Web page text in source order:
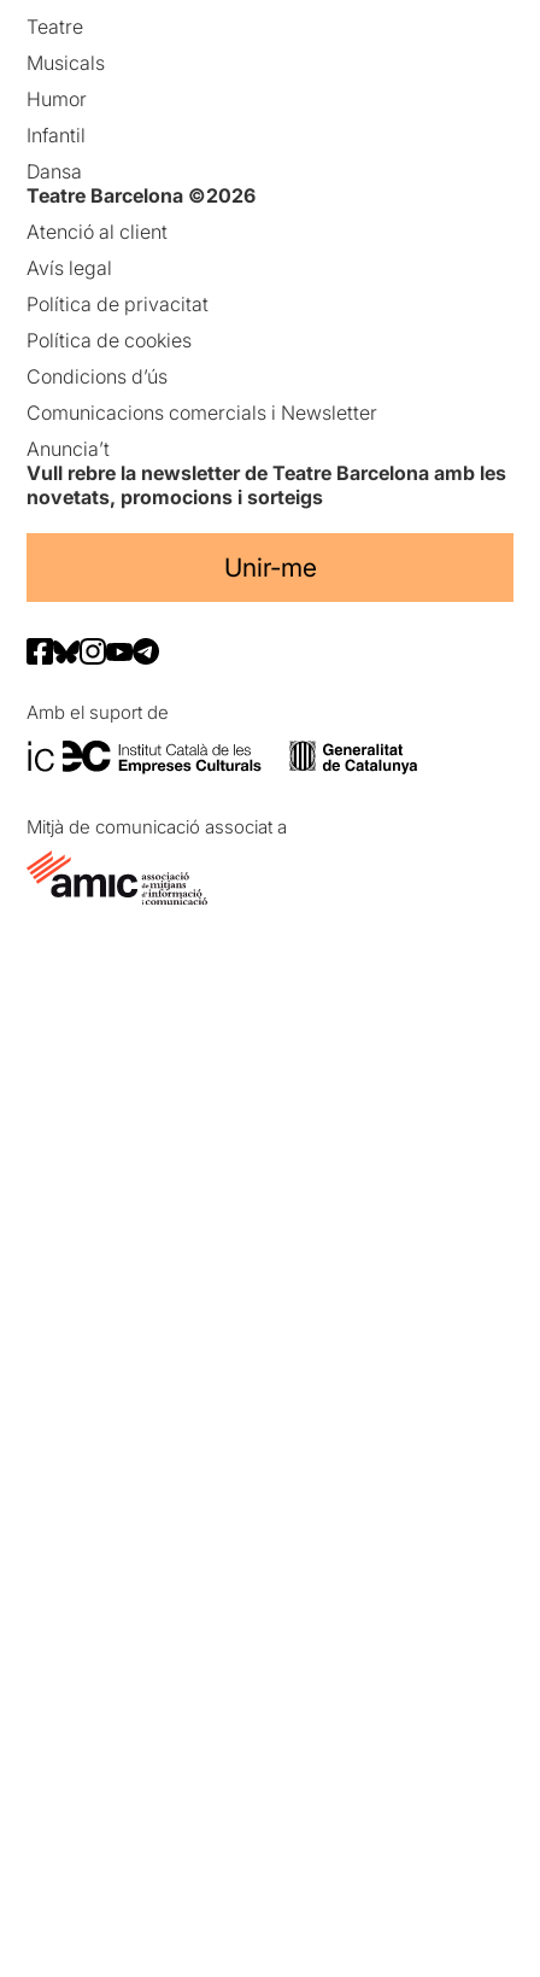
Teatre
Musicals
Humor
Infantil
Dansa
Teatre Barcelona ©2026
Atenció al client
Avís legal
Política de privacitat
Política de cookies
Condicions d’ús
Comunicacions comercials i Newsletter
Anuncia’t
Vull rebre la newsletter de Teatre Barcelona amb les
novetats, promocions i sorteigs
Unir-me
Amb el suport de
Mitjà de comunicació associat a